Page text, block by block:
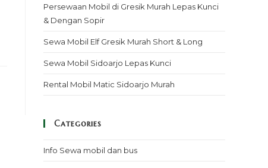
Persewaan Mobil di Gresik Murah Lepas Kunci
& Dengan Sopir
Sewa Mobil Elf Gresik Murah Short & Long
Sewa Mobil Sidoarjo Lepas Kunci
Rental Mobil Matic Sidoarjo Murah
Categories
Info Sewa mobil dan bus